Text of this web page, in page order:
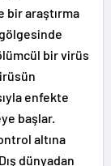
bir araştırma
bir virüs
enfekte
başlar.
altına
dünyadan